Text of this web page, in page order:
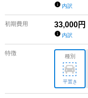
内訳
初期費用 33,000円
内訳
特徴 種別
平置き